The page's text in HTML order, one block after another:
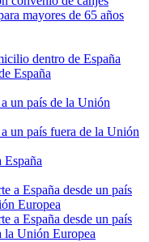
mayores de 65 años
dentro de España
España
un país de la Unión
un país fuera de la Unión
a España desde un país
Europea
a España desde un país
la Unión Europea